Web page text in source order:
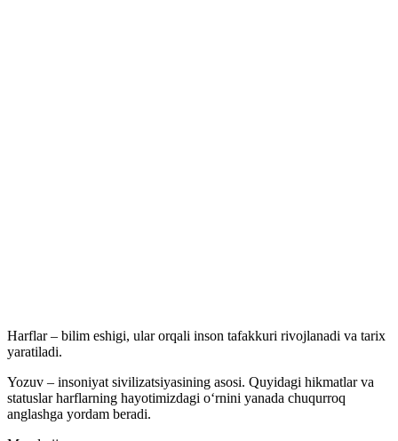
Harflar – bilim eshigi, ular orqali inson tafakkuri rivojlanadi va tarix
yaratiladi.
Yozuv – insoniyat sivilizatsiyasining asosi. Quyidagi hikmatlar va
statuslar harflarning hayotimizdagi o‘rnini yanada chuqurroq
anglashga yordam beradi.